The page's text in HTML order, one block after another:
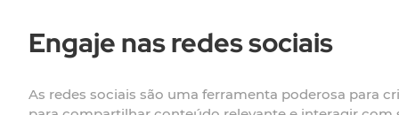
Engaje nas redes sociais
As redes sociais são uma ferramenta poderosa para